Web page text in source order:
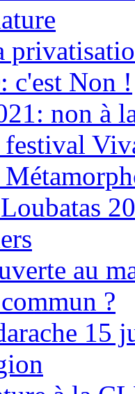
c'est Non !
non à
festival
au
?
15